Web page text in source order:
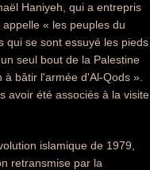
Haniyeh, qui a entrepris
« les peuples du
qui se sont essuyé les pieds
seul bout de la Palestine
bâtir l'armée d'Al-Qods ».
avoir été associés à la visite
islamique de 1979,
retransmise par la